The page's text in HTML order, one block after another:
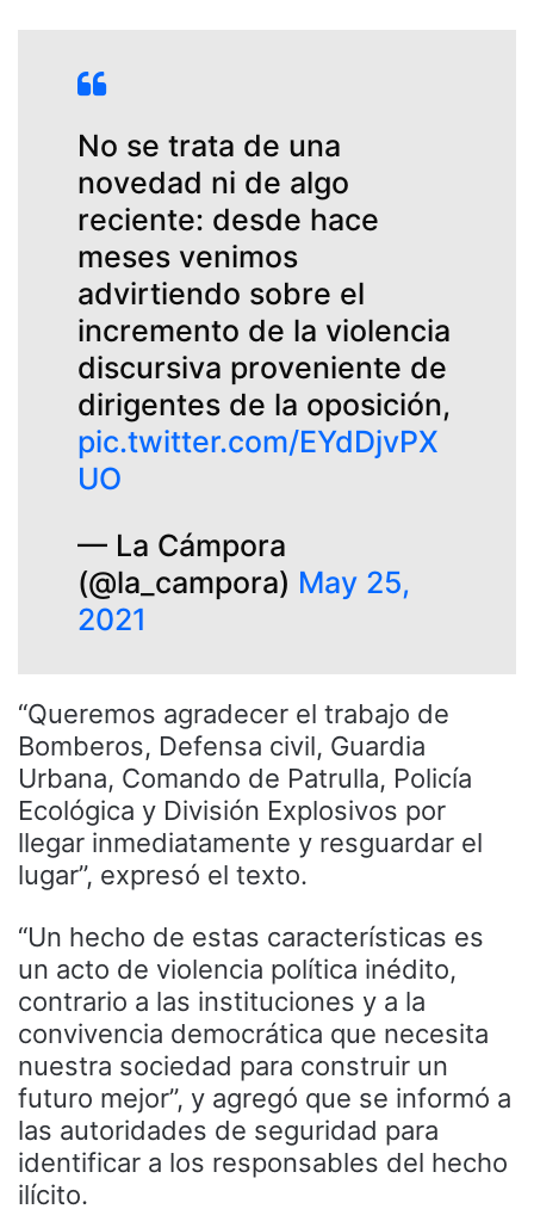
No se trata de una
novedad ni de algo
reciente: desde hace
meses venimos
advirtiendo sobre el
incremento de la violencia
discursiva proveniente de
dirigentes de la oposición,
pic.twitter.com/EYdDjvPX
UO
— La Cámpora
(@la_campora) May 25,
2021
“Queremos agradecer el trabajo de
Bomberos, Defensa civil, Guardia
Urbana, Comando de Patrulla, Policía
Ecológica y División Explosivos por
llegar inmediatamente y resguardar el
lugar”, expresó el texto.
“Un hecho de estas características es
un acto de violencia política inédito,
contrario a las instituciones y a la
convivencia democrática que necesita
nuestra sociedad para construir un
futuro mejor”, y agregó que se informó a
las autoridades de seguridad para
identificar a los responsables del hecho
ilícito.